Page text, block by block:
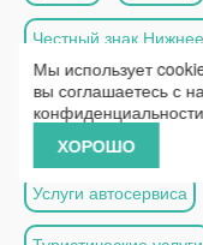
Честный знак
Сертификация
Маркировка
Услуги автосервиса
Мы использует
вы соглашаетесь с
конфиденциальности
ХОРОШО